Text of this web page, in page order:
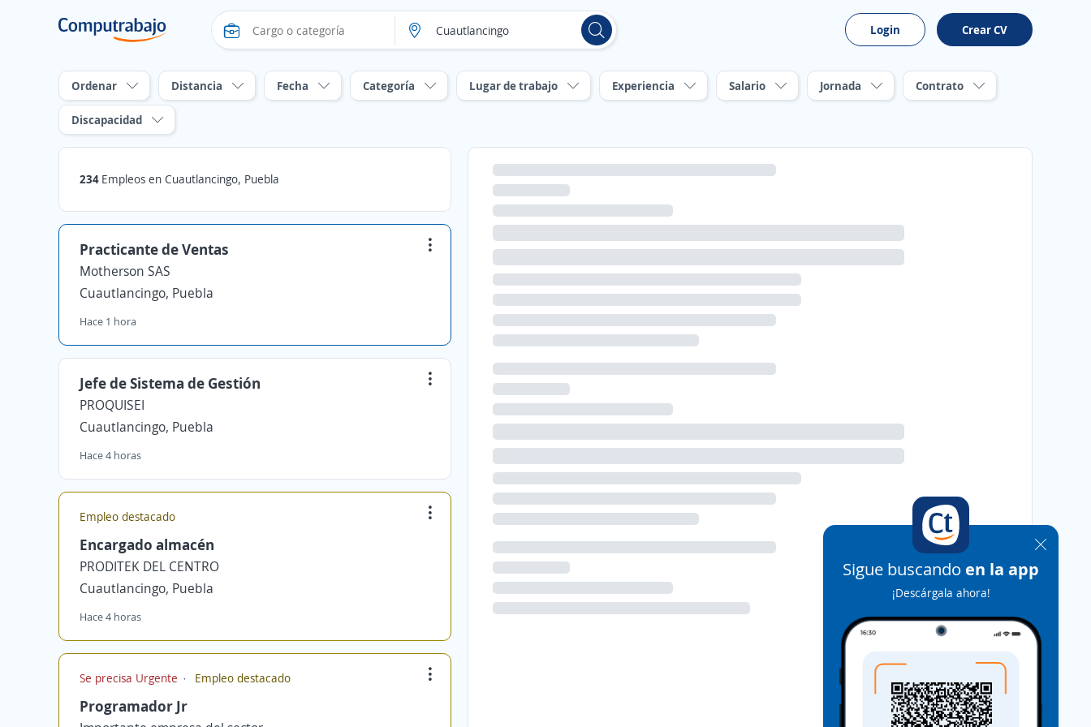
Login Crear CV
Ordenar Distancia Fecha Categoría Lugar de trabajo Experiencia Salario Jornada Contrato
Discapacidad
234 Empleos en Cuautlancingo, Puebla
Practicante de Ventas
Motherson SAS
Cuautlancingo, Puebla
Hace 1 hora
Jefe de Sistema de Gestión
PROQUISEI
Cuautlancingo, Puebla
Hace 4 horas
Empleo destacado
Encargado almacén
PRODITEK DEL CENTRO
Cuautlancingo, Puebla
Hace 4 horas
Se precisa Urgente Empleo destacado
Programador Jr
Sigue buscando en la app
¡Descárgala ahora!